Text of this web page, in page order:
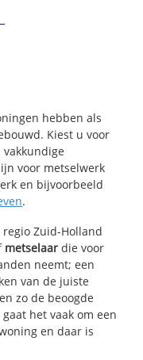
hebben als
Kiest u voor
voor metselwerk
en bijvoorbeeld
.
Zuid-Holland
metselaar die voor
neemt; een
van de juiste
zo de beoogde
het vaak om een
en daar is